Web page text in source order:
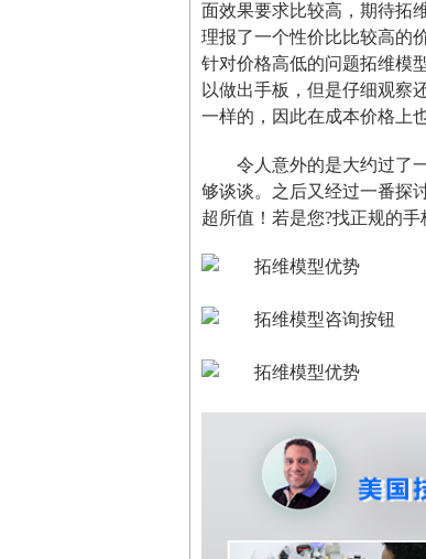
面效果要求比较高，期待拓
理报了一个性价比比较高的
针对价格高低的问题拓维模
以做出手板，但是仔细观察
一样的，因此在成本价格上
令人意外的是大约过了
够谈谈。之后又经过一番探
超所值！若是您?找正规的